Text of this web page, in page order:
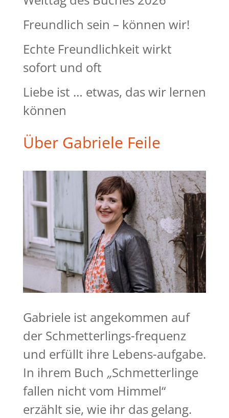
Freundlich sein – können wir!
Echte Freundlichkeit wirkt
sofort und oft
Liebe ist … etwas, das wir lernen
können
Über Gabriele Feile
Gabriele ist angekommen auf
der Schmetterlings-frequenz
und erfüllt ihre Lebens-aufgabe.
In ihrem Buch „Schmetterlinge
fallen nicht vom Himmel“
erzählt sie, wie ihr das gelang.